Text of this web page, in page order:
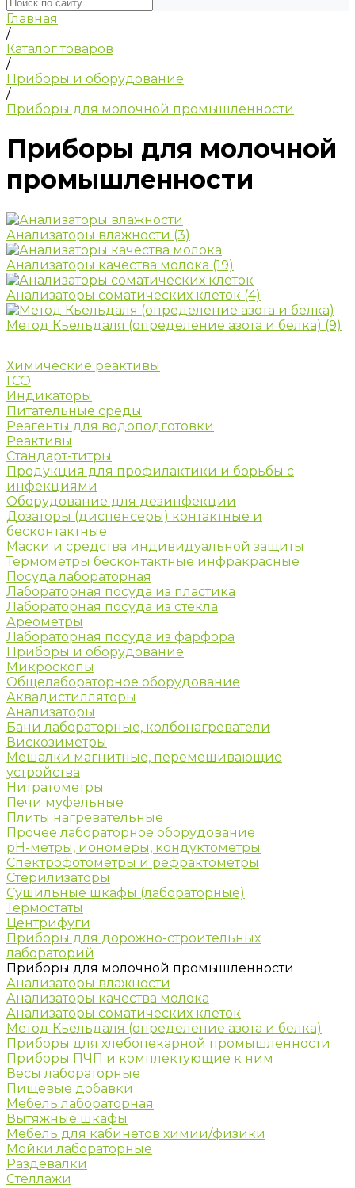
Главная
/
Каталог товаров
/
Приборы и оборудование
/
Приборы для молочной промышленности
Приборы для молочной
промышленности
Анализаторы влажности (3)
Анализаторы качества молока (19)
Анализаторы соматических клеток (4)
Метод Кьельдаля (определение азота и белка) (9)
Химические реактивы
ГСО
Индикаторы
Питательные среды
Реагенты для водоподготовки
Реактивы
Стандарт-титры
Продукция для профилактики и борьбы с
инфекциями
Оборудование для дезинфекции
Дозаторы (диспенсеры) контактные и
бесконтактные
Маски и средства индивидуальной защиты
Термометры бесконтактные инфракрасные
Посуда лабораторная
Лабораторная посуда из пластика
Лабораторная посуда из стекла
Ареометры
Лабораторная посуда из фарфора
Приборы и оборудование
Микроскопы
Общелабораторное оборудование
Аквадистилляторы
Анализаторы
Бани лабораторные, колбонагреватели
Вискозиметры
Мешалки магнитные, перемешивающие
устройства
Нитратометры
Печи муфельные
Плиты нагревательные
Прочее лабораторное оборудование
рН-метры, иономеры, кондуктометры
Спектрофотометры и рефрактометры
Стерилизаторы
Сушильные шкафы (лабораторные)
Термостаты
Центрифуги
Приборы для дорожно-строительных
лабораторий
Приборы для молочной промышленности
Анализаторы влажности
Анализаторы качества молока
Анализаторы соматических клеток
Метод Кьельдаля (определение азота и белка)
Приборы для хлебопекарной промышленности
Приборы ПЧП и комплектующие к ним
Весы лабораторные
Пищевые добавки
Мебель лабораторная
Вытяжные шкафы
Мебель для кабинетов химии/физики
Мойки лабораторные
Раздевалки
Стеллажи